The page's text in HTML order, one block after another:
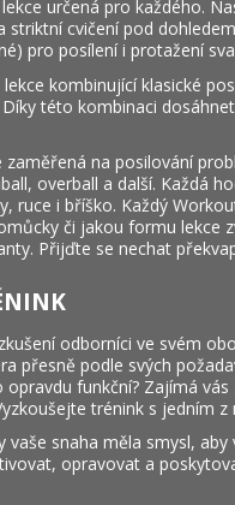
určená pro každého.
striktní cvičení pod
pro posílení i protažení
lekce kombinující klasické
této kombinaci
zaměřená na posilování
overball a další. Každá
ruce i bříško. Každý
či jakou formu lekce
Přijďte se nechat
odborníci ve svém
přesně podle svých
opravdu funkční? Zajímá
trénink s jedním z
vaše snaha měla smysl,
opravovat a